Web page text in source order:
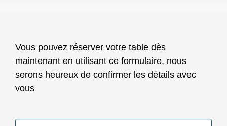
Vous pouvez réserver votre table dès
maintenant en utilisant ce formulaire, nous
serons heureux de confirmer les détails avec
vous